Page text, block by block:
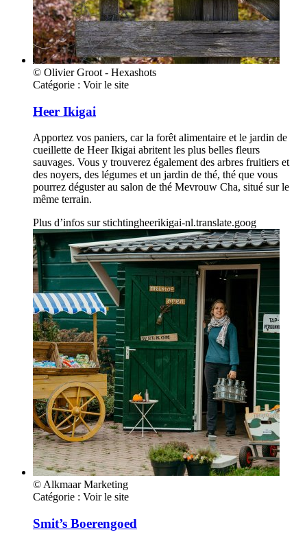
© Olivier Groot - Hexashots
Catégorie : Voir le site
Heer Ikigai
Apportez vos paniers, car la forêt alimentaire et le jardin de
cueillette de Heer Ikigai abritent les plus belles fleurs
sauvages. Vous y trouverez également des arbres fruitiers et
des noyers, des légumes et un jardin de thé, thé que vous
pourrez déguster au salon de thé Mevrouw Cha, situé sur le
même terrain.
Plus d’infos surstichtingheerikigai-nl.translate.goog
© Alkmaar Marketing
Catégorie : Voir le site
Smit’s Boerengoed